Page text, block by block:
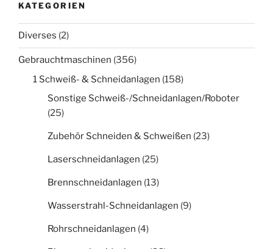
KATEGORIEN
Diverses (2)
Gebrauchtmaschinen (356)
1 Schweiß- & Schneidanlagen (158)
Sonstige Schweiß-/Schneidanlagen/Roboter
(25)
Zubehör Schneiden & Schweißen (23)
Laserschneidanlagen (25)
Brennschneidanlagen (13)
Wasserstrahl-Schneidanlagen (9)
Rohrschneidanlagen (4)